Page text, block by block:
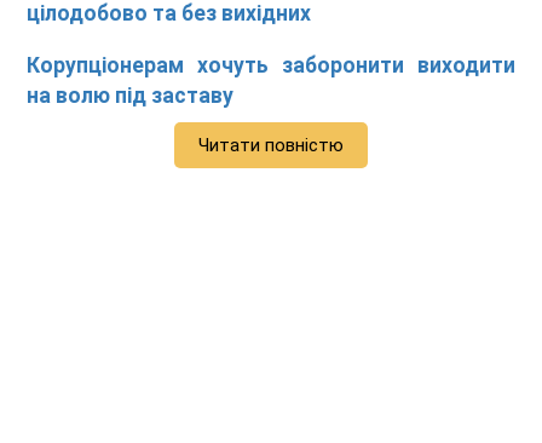
цілодобово та без вихідних
Корупціонерам хочуть заборонити виходити
на волю під заставу
Читати повністю